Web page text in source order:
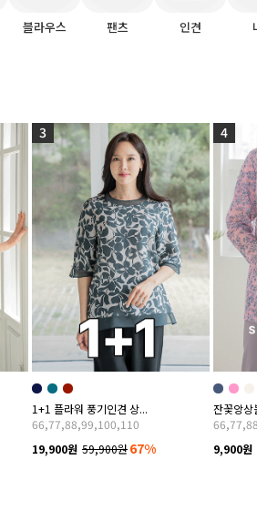
블라우스 팬츠 인견
3
1+1 플라워 풍기인견 상...
66,77,88,99,100,110
19,900원 59,900원67%
4
잔꽃앙
9,900원